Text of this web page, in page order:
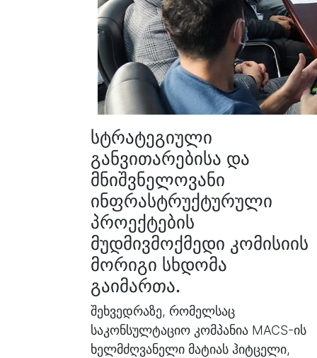
სტრატეგიული
განვითარებისა და
მნიშვნელოვანი
ინფრასტრუქტურული
პროექტების
მუდმივმოქმედი კომისიის
მორიგი სხდომა
გაიმართა.
შეხვედრაზე, რომელსაც
საკონსულტაციო კომპანია MACS-ის
ხელმძღვანელი მატიას ჰიტცელი,